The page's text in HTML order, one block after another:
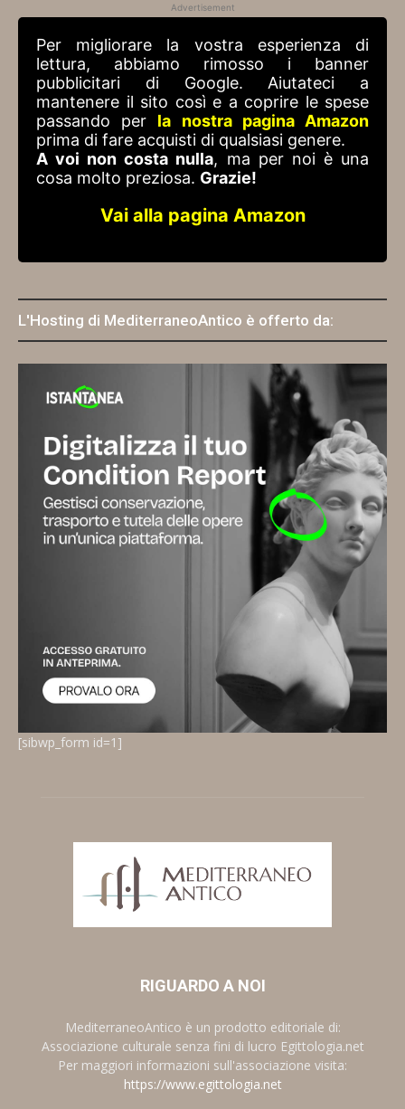
Advertisement
Per migliorare la vostra esperienza di
lettura, abbiamo rimosso i banner
pubblicitari di Google. Aiutateci a
mantenere il sito così e a coprire le spese
passando per la nostra pagina Amazon
prima di fare acquisti di qualsiasi genere.
A voi non costa nulla, ma per noi è una
cosa molto preziosa. Grazie!
Vai alla pagina Amazon
L'Hosting di MediterraneoAntico è offerto da:
[sibwp_form id=1]
RIGUARDO A NOI
MediterraneoAntico è un prodotto editoriale di:
Associazione culturale senza fini di lucro Egittologia.net
Per maggiori informazioni sull'associazione visita:
https://www.egittologia.net